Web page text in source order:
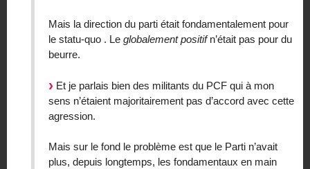
Mais la direction du parti était fondamentalement pour
le statu-quo . Le globalement positifn’était pas pour du
beurre.
Et je parlais bien des militants du PCF qui à mon
sens n’étaient majoritairement pas d’accord avec cette
agression.
Mais sur le fond le problème est que le Parti n’avait
plus, depuis longtemps, les fondamentaux en main